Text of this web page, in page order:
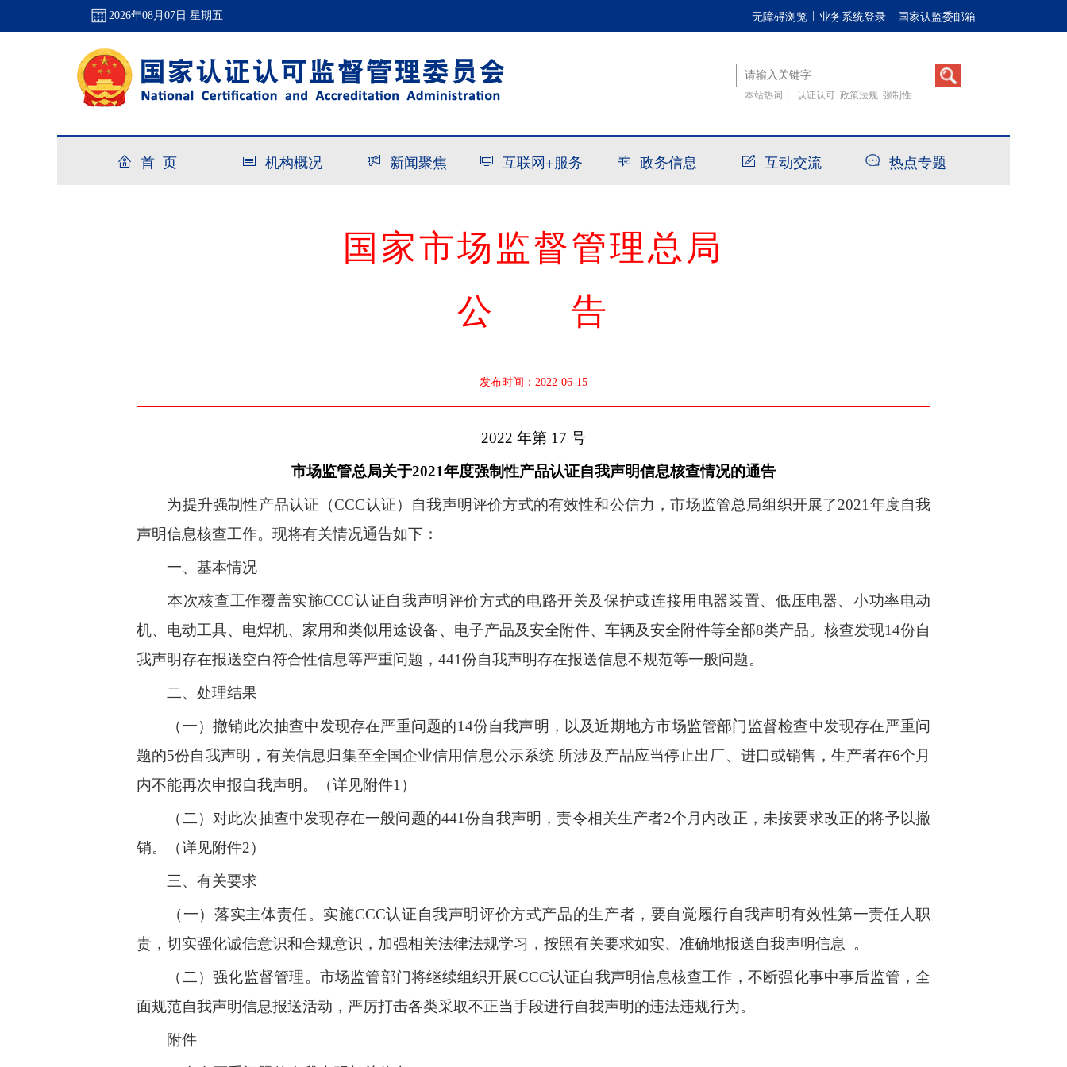
2026年08月07日 星期五 无障碍浏览 业务系统登录 国家认监委邮箱
本站热词： 认证认可 政策法规 强制性
首 页 机构概况 新闻聚焦 互联网+服务 政务信息 互动交流 热点专题
国家市场监督管理总局
公 告
发布时间：2022-06-15
2022 年第 17 号
市场监管总局关于2021年度强制性产品认证自我声明信息核查情况的通告
为提升强制性产品认证 （CCC认证） 自我声明评价方式的有效性和公信力 ，市场监管总 局组织开展了2021 年度自我
声明信息核查工作。 现将有关情况通告如下：
一、基本情况
本次核查工作覆盖实施CCC认证自我声明评价方式的电路开关及保护或连接用 电器装置、 低压电器、 小功率电动
机、电动工具、电焊机、家用和类似用途设备、电子产品及安全附件、 车辆及安全附件等全部8类产品。核查发现14份自
我声明存在报送空白符合性信息等严重问题， 441份自我声明存在报送信息不规范等一般问题。
二、处理结果
（一）撤销此次抽查中发现存在严重问题的14份自我声明， 以及近期地方市场监管部门监督检查中发现存在严重问
题的5份自我声明，有关信息归集至全国企业信用信息公示系统 所涉及产品应当停止出厂、进口或销售，生产者在6个月
内不能再次申报自我声明。（详见附件1 ）
（二）对此次抽查中发现存在一般问题的441份自我声明，责令相关生产者2个月内改正，未按要求改正的将予以撤
销。（详见附件2）
三、有关要求
（一）落实主体责任。 实施CCC认证自我声明评价方式产品的生产者， 要自觉履行自我声明有效性第一责任人职
责， 切实强化诚信意识和合规意识， 加强相关法律法规学习 ， 按照有关要求如实、准确地报送自我声明信息
。
（ 二）强化监督管理 。 市场监管部门将继续组织开展CCC认证自我声明信息核查工作， 不断强化事中事后监管 ，全
面规范自我声明信息报送活动， 严厉打击各类采取不正当手段进行自我声明的违法违规行为。
附件